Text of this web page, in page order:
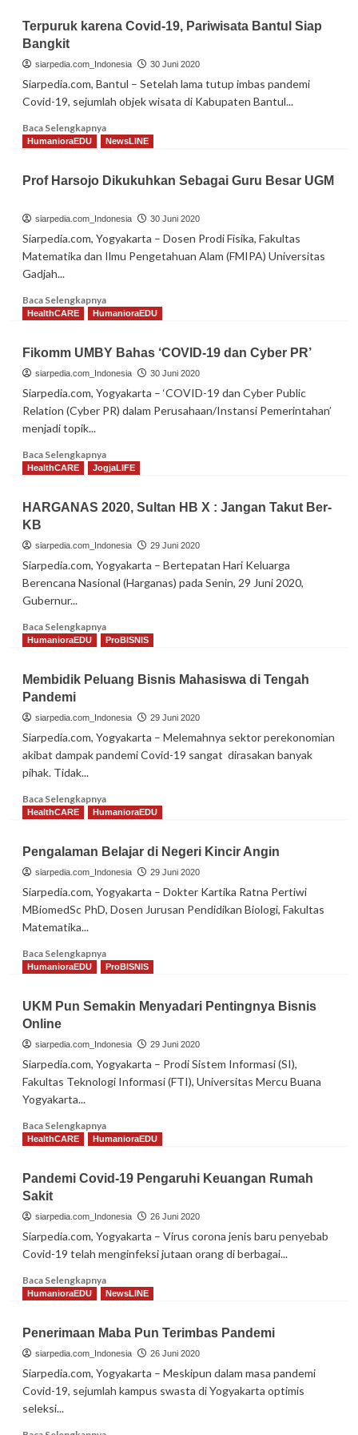
Terpuruk karena Covid-19, Pariwisata Bantul Siap
Bangkit
siarpedia.com_Indonesia 30 Juni 2020
Siarpedia.com, Bantul – Setelah lama tutup imbas pandemi
Covid-19, sejumlah objek wisata di Kabupaten Bantul...
Baca SelengkapnyaRead
more
karena
19,
Pariwisata
Bantul
Siap
HumanioraEDU NewsLINE
Prof Harsojo Dikukuhkan Sebagai Guru Besar UGM
siarpedia.com_Indonesia 30 Juni 2020
Siarpedia.com, Yogyakarta – Dosen Prodi Fisika, Fakultas
Matematika dan Ilmu Pengetahuan Alam (FMIPA) Universitas
Gadjah...
Baca SelengkapnyaRead
more
Harsojo
Dikukuhkan
Sebagai
Guru
Besar
HealthCARE HumanioraEDU
Fikomm UMBY Bahas ‘COVID-19 dan Cyber PR’
siarpedia.com_Indonesia 30 Juni 2020
Siarpedia.com, Yogyakarta – ‘COVID-19 dan Cyber Public
Relation (Cyber PR) dalam Perusahaan/Instansi Pemerintahan’
menjadi topik...
Baca SelengkapnyaRead
more
UMBY
‘COVID-
dan
Cyber
HealthCARE JogjaLIFE
HARGANAS 2020, Sultan HB X : Jangan Takut Ber-
KB
siarpedia.com_Indonesia 29 Juni 2020
Siarpedia.com, Yogyakarta – Bertepatan Hari Keluarga
Berencana Nasional (Harganas) pada Senin, 29 Juni 2020,
Gubernur...
Baca SelengkapnyaRead
more
2020,
HB
Jangan
KB
HumanioraEDU ProBISNIS
Membidik Peluang Bisnis Mahasiswa di Tengah
Pandemi
siarpedia.com_Indonesia 29 Juni 2020
Siarpedia.com, Yogyakarta – Melemahnya sektor perekonomian
akibat dampak pandemi Covid-19 sangat dirasakan banyak
pihak. Tidak...
Baca SelengkapnyaRead
more
Peluang
Bisnis
Mahasiswa
di
Tengah
HealthCARE HumanioraEDU
Pengalaman Belajar di Negeri Kincir Angin
siarpedia.com_Indonesia 29 Juni 2020
Siarpedia.com, Yogyakarta – Dokter Kartika Ratna Pertiwi
MBiomedSc PhD, Dosen Jurusan Pendidikan Biologi, Fakultas
Matematika...
Baca SelengkapnyaRead
more
Belajar
Negeri
Kincir
Angin
HumanioraEDU ProBISNIS
UKM Pun Semakin Menyadari Pentingnya Bisnis
Online
siarpedia.com_Indonesia 29 Juni 2020
Siarpedia.com, Yogyakarta – Prodi Sistem Informasi (SI),
Fakultas Teknologi Informasi (FTI), Universitas Mercu Buana
Yogyakarta...
Baca SelengkapnyaRead
more
Pun
Menyadari
Pentingnya
Bisnis
Online
HealthCARE HumanioraEDU
Pandemi Covid-19 Pengaruhi Keuangan Rumah
Sakit
siarpedia.com_Indonesia 26 Juni 2020
Siarpedia.com, Yogyakarta – Virus corona jenis baru penyebab
Covid-19 telah menginfeksi jutaan orang di berbagai...
Baca SelengkapnyaRead
more
Covid-
19
Pengaruhi
Keuangan
HumanioraEDU NewsLINE
Penerimaan Maba Pun Terimbas Pandemi
siarpedia.com_Indonesia 26 Juni 2020
Siarpedia.com, Yogyakarta – Meskipun dalam masa pandemi
Covid-19, sejumlah kampus swasta di Yogyakarta optimis
seleksi...
Read